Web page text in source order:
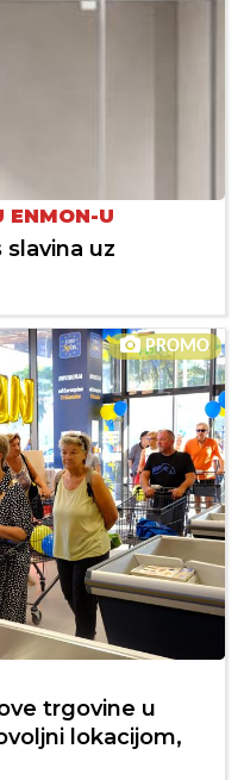
ENMON-U
slavina uz
PROMO
trgovine u
lokacijom,